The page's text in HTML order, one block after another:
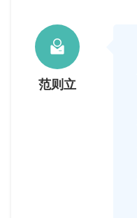

范则立